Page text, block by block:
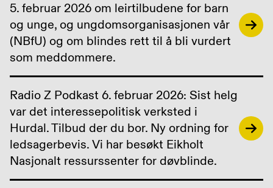
5. februar 2026 om leirtilbudene for barn
og unge, og ungdomsorganisasjonen vår
(NBfU) og om blindes rett til å bli vurdert
som meddommere.
Radio Z Podkast 6. februar 2026: Sist helg
var det interessepolitisk verksted i
Hurdal. Tilbud der du bor. Ny ordning for
ledsagerbevis. Vi har besøkt Eikholt
Nasjonalt ressurssenter for døvblinde.